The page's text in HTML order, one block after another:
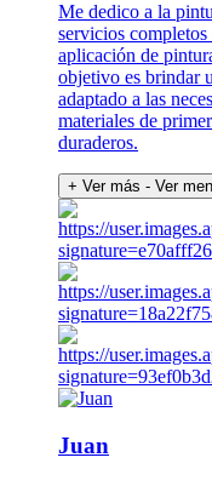
Me dedico a la
servicios
aplicación de
objetivo es brindar
adaptado a las
materiales de
duraderos.
+ Ver más - Ver
Juan